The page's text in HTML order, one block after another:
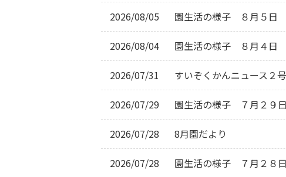
2026/08/05 園生活の様子　８月５日
2026/08/04 園生活の様子　８月４日
2026/07/31 すいぞくかんニュース２号
2026/07/29 園生活の様子　７月２９日
2026/07/28 8月園だより
2026/07/28 園生活の様子　７月２８日